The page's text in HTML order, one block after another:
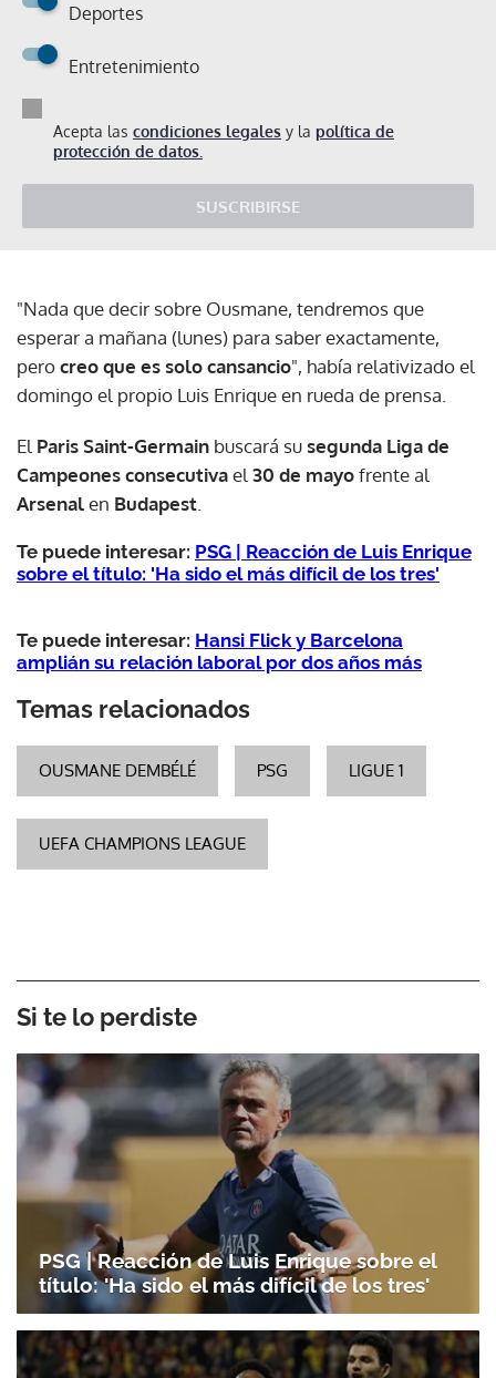
Deportes
Entretenimiento
Acepta las condiciones legales y la política de
protección de datos.
SUSCRIBIRSE
"Nada que decir sobre Ousmane, tendremos que
esperar a mañana (lunes) para saber exactamente,
perocreo que es solo cansancio", había relativizado el
domingo el propio Luis Enrique en rueda de prensa.
El Paris Saint-Germain buscará susegunda Liga de
Campeones consecutivael 30 de mayofrente al
Arsenalen Budapest
Te puede interesar: PSG | Reacción de Luis Enrique
sobre el título: 'Ha sido el más difícil de los tres'
Te puede interesar: Hansi Flick y Barcelona
amplián su relación laboral por dos años más
Temas relacionados
OUSMANE DEMBÉLÉ PSG LIGUE 1
UEFA CHAMPIONS LEAGUE
Si te lo perdiste
PSG | Reacción de Luis Enrique sobre el
título: 'Ha sido el más difícil de los tres'